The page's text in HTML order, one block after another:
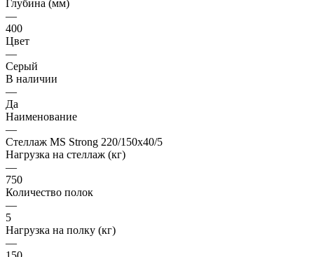
Глубина (мм)
—
400
Цвет
—
Серый
В наличии
—
Да
Наименование
—
Стеллаж MS Strong 220/150х40/5
Нагрузка на стеллаж (кг)
—
750
Количество полок
—
5
Нагрузка на полку (кг)
—